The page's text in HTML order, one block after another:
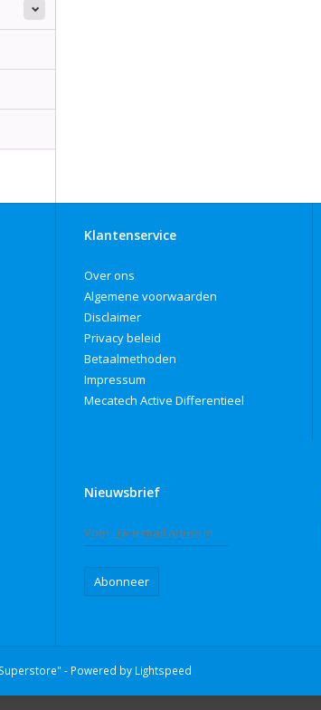
Klantenservice
Over ons
Algemene voorwaarden
Disclaimer
Privacy beleid
Betaalmethoden
Impressum
Mecatech Active Differentieel
Nieuwsbrief
Abonneer
- Powered by Lightspeed